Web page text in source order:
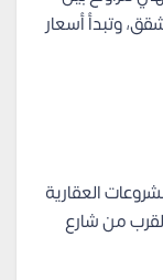
وتبدأ أسعار
العقارية
من شارع